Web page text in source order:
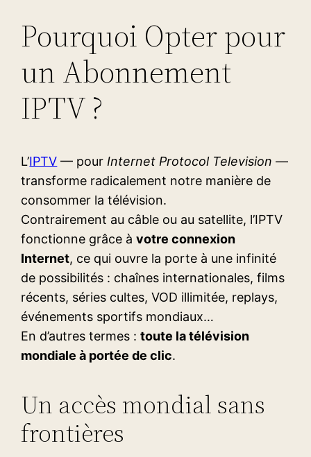
Pourquoi Opter pour
un Abonnement
IPTV ?
L’IPTV — pour Internet Protocol Television —
transforme radicalement notre manière de
consommer la télévision.
Contrairement au câble ou au satellite, l’IPTV
fonctionne grâce àvotre connexion
Internet, ce qui ouvre la porte à une infinité
de possibilités : chaînes internationales, films
récents, séries cultes, VOD illimitée, replays,
événements sportifs mondiaux…
En d’autres termes :toute la télévision
mondiale à portée de clic.
Un accès mondial sans
frontières